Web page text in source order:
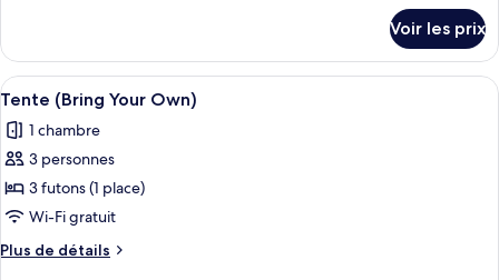
le
type
de
chambre
Appartement
Confort
Voir les prix
Afficher
toutes
les
photos
pour
ce
type
de
Tente (Bring Your Own) | Rideaux
5
Tente (Bring Your Own)
1 chambre
3 personnes
3 futons (1 place)
Wi-Fi gratuit
Plus de détails
Plus